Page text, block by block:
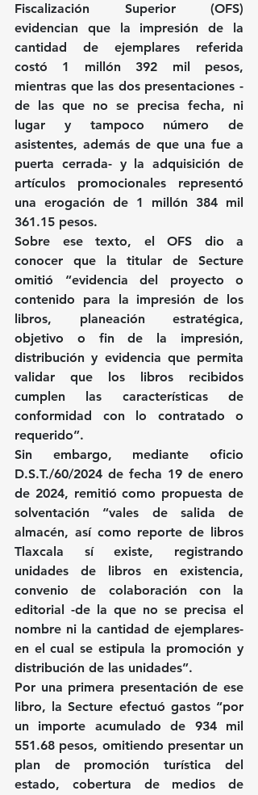
Fiscalización Superior (OFS)
evidencian que la impresión de la
cantidad de ejemplares referida
costó 1 millón 392 mil pesos,
mientras que las dos presentaciones -
de las que no se precisa fecha, ni
lugar y tampoco número de
asistentes, además de que una fue a
puerta cerrada- y la adquisición de
artículos promocionales representó
una erogación de 1 millón 384 mil
361.15 pesos.
Sobre ese texto, el OFS dio a
conocer que la titular de Secture
omitió “evidencia del proyecto o
contenido para la impresión de los
libros, planeación estratégica,
objetivo o fin de la impresión,
distribución y evidencia que permita
validar que los libros recibidos
cumplen las características de
conformidad con lo contratado o
requerido”.
Sin embargo, mediante oficio
D.S.T./60/2024 de fecha 19 de enero
de 2024, remitió como propuesta de
solventación “vales de salida de
almacén, así como reporte de libros
Tlaxcala sí existe, registrando
unidades de libros en existencia,
convenio de colaboración con la
editorial -de la que no se precisa el
nombre ni la cantidad de ejemplares-
en el cual se estipula la promoción y
distribución de las unidades”.
Por una primera presentación de ese
libro, la Secture efectuó gastos “por
un importe acumulado de 934 mil
551.68 pesos, omitiendo presentar un
plan de promoción turística del
estado, cobertura de medios de